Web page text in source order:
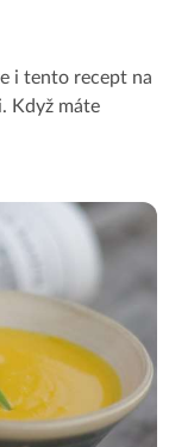
i tento recept na
Když máte